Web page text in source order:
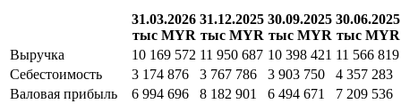
31.03.2026
тыс MYR
31.12.2025
тыс MYR
30.09.2025
тыс MYR
30.06.2025
тыс MYR
Выручка
10 169 572 11 950 687 10 398 421 11 566 819
Себестоимость
3 174 876 3 767 786 3 903 750
4 357 283
Валовая прибыль
6 994 696 8 182 901 6 494 671
7 209 536